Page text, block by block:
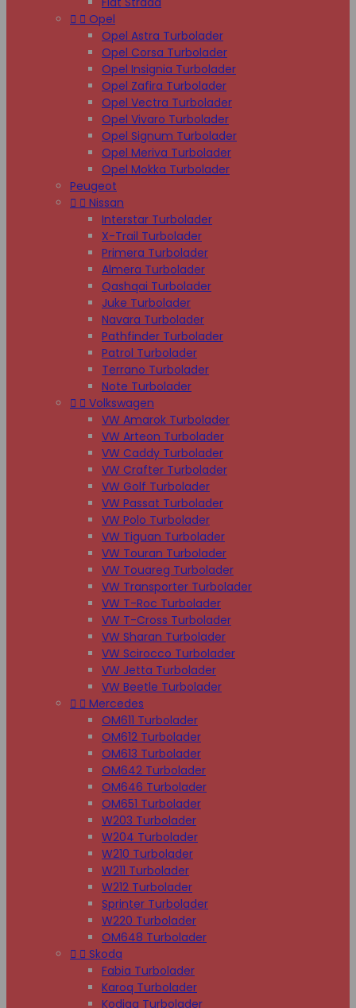
  Opel
Opel Astra Turbolader
Opel Corsa Turbolader
Opel Insignia Turbolader
Opel Zafira Turbolader
Opel Vectra Turbolader
Opel Vivaro Turbolader
Opel Signum Turbolader
Opel Meriva Turbolader
Opel Mokka Turbolader
Peugeot
  Nissan
Interstar Turbolader
X-Trail Turbolader
Primera Turbolader
Almera Turbolader
Qashqai Turbolader
Juke Turbolader
Navara Turbolader
Pathfinder Turbolader
Patrol Turbolader
Terrano Turbolader
Note Turbolader
  Volkswagen
VW Amarok Turbolader
VW Arteon Turbolader
VW Caddy Turbolader
VW Crafter Turbolader
VW Golf Turbolader
VW Passat Turbolader
VW Polo Turbolader
VW Tiguan Turbolader
VW Touran Turbolader
VW Touareg Turbolader
VW Transporter Turbolader
VW T-Roc Turbolader
VW T-Cross Turbolader
VW Sharan Turbolader
VW Scirocco Turbolader
VW Jetta Turbolader
VW Beetle Turbolader
  Mercedes
OM611 Turbolader
OM612 Turbolader
OM613 Turbolader
OM642 Turbolader
OM646 Turbolader
OM651 Turbolader
W203 Turbolader
W204 Turbolader
W210 Turbolader
W211 Turbolader
W212 Turbolader
Sprinter Turbolader
W220 Turbolader
OM648 Turbolader
  Skoda
Fabia Turbolader
Karoq Turbolader
Kodiaq Turbolader